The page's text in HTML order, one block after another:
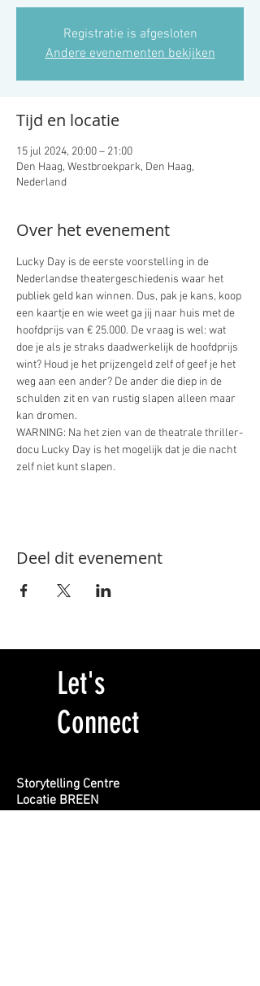
Registratie is afgesloten
Andere evenementen bekijken
Tijd en locatie
15 jul 2024, 20:00 – 21:00
Den Haag, Westbroekpark, Den Haag,
Nederland
Over het evenement
Lucky Day is de eerste voorstelling in de
Nederlandse theatergeschiedenis waar het
publiek geld kan winnen. Dus, pak je kans, koop
een kaartje en wie weet ga jij naar huis met de
hoofdprijs van € 25.000. De vraag is wel: wat
doe je als je straks daadwerkelijk de hoofdprijs
wint? Houd je het prijzengeld zelf of geef je het
weg aan een ander? De ander die diep in de
schulden zit en van rustig slapen alleen maar
kan dromen.
WARNING: Na het zien van de theatrale thriller-
docu Lucky Day is het mogelijk dat je die nacht
zelf niet kunt slapen.
Deel dit evenement
Let's
Connect
Storytelling Centre
Locatie BREEN